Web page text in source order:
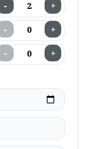
− +
− +
− +